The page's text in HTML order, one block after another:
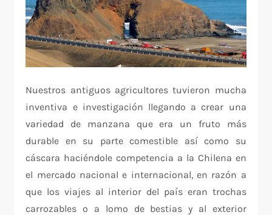
Nuestros antiguos agricultores tuvieron mucha
inventiva e investigación llegando a crear una
variedad de manzana que era un fruto más
durable en su parte comestible así como su
cáscara haciéndole competencia a la Chilena en
el mercado nacional e internacional, en razón a
que los viajes al interior del país eran trochas
carrozables o a lomo de bestias y al exterior